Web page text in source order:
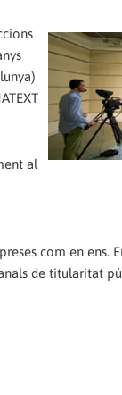
al
com en ens.
de titularitat